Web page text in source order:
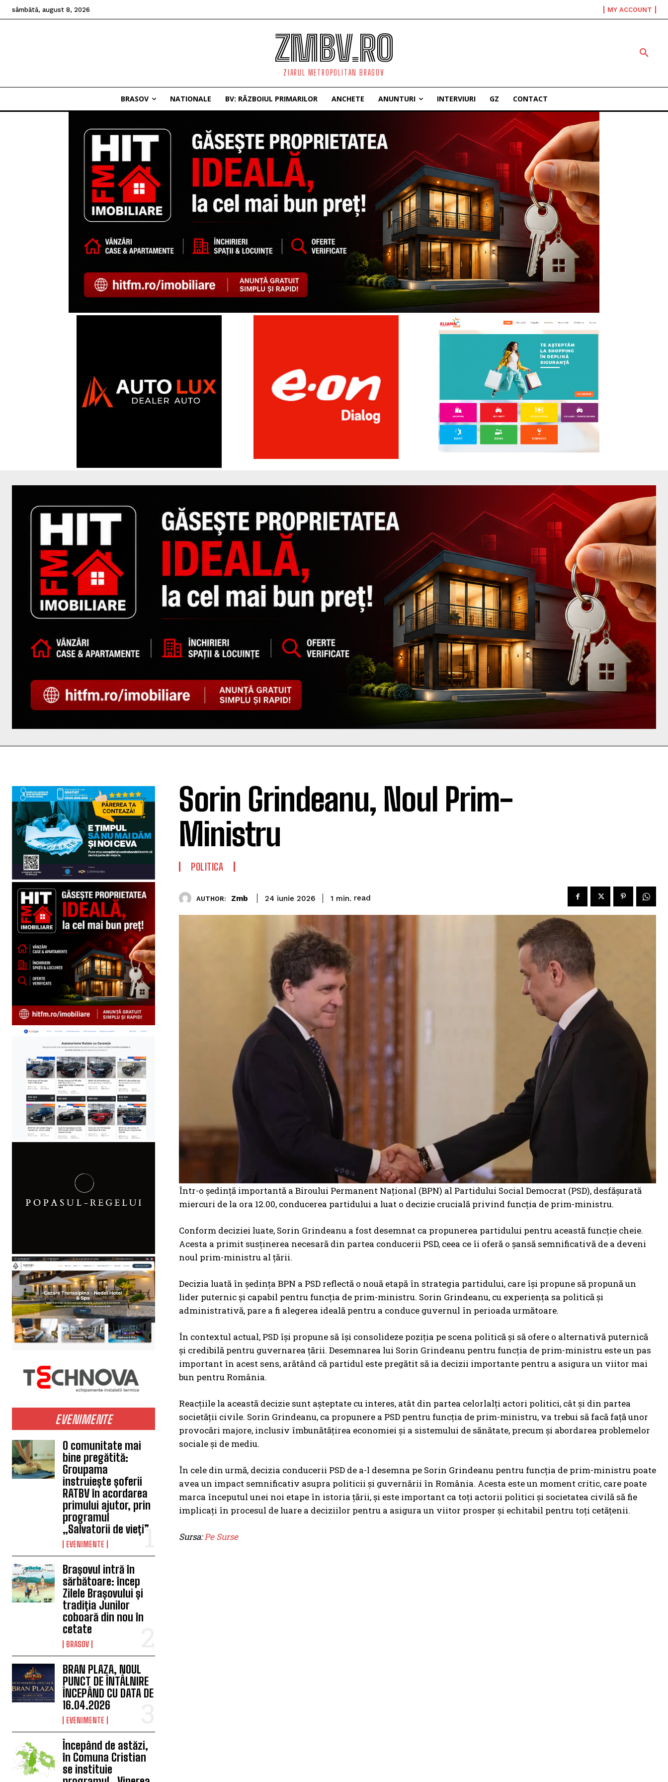
sâmbătă, august 8, 2026 MY ACCOUNT
ZMBV.RO
ZIARUL METROPOLITAN BRASOV
BRASOV NATIONALE BV: RĂZBOIUL PRIMARILOR ANCHETE ANUNTURI INTERVIURI GZ CONTACT
EVENIMENTE
O comunitate mai
bine pregătită:
Groupama
instruiește șoferii
RATBV în acordarea
primului ajutor, prin
programul
„Salvatorii de vieți”
EVENIMENTE
Brașovul intră în
sărbătoare: încep
Zilele Brașovului și
tradiția Junilor
coboară din nou în
cetate
BRASOV
BRAN PLAZA, NOUL
PUNCT DE ÎNTÂLNIRE
ÎNCEPÂND CU DATA DE
16.04.2026
EVENIMENTE
Începând de astăzi,
în Comuna Cristian
se instituie
Sorin Grindeanu, Noul Prim-
Ministru
POLITICA
AUTHOR: Zmb 24 iunie 2026 1 min. read
Într-o ședință importantă a Biroului Permanent Național (BPN) al Partidului Social Democrat (PSD), desfășurată
miercuri de la ora 12.00, conducerea partidului a luat o decizie crucială privind funcția de prim-ministru.
Conform deciziei luate, Sorin Grindeanu a fost desemnat ca propunerea partidului pentru această funcție cheie.
Acesta a primit susținerea necesară din partea conducerii PSD, ceea ce îi oferă o șansă semnificativă de a deveni
noul prim-ministru al țării.
Decizia luată în ședința BPN a PSD reflectă o nouă etapă în strategia partidului, care își propune să propună un
lider puternic și capabil pentru funcția de prim-ministru. Sorin Grindeanu, cu experiența sa politică și
administrativă, pare a fi alegerea ideală pentru a conduce guvernul în perioada următoare.
În contextul actual, PSD își propune să își consolideze poziția pe scena politică și să ofere o alternativă puternică
și credibilă pentru guvernarea țării. Desemnarea lui Sorin Grindeanu pentru funcția de prim-ministru este un pas
important în acest sens, arătând că partidul este pregătit să ia decizii importante pentru a asigura un viitor mai
bun pentru România.
Reacțiile la această decizie sunt așteptate cu interes, atât din partea celorlalți actori politici, cât și din partea
societății civile. Sorin Grindeanu, ca propunere a PSD pentru funcția de prim-ministru, va trebui să facă față unor
provocări majore, inclusiv îmbunătățirea economiei și a sistemului de sănătate, precum și abordarea problemelor
sociale și de mediu.
În cele din urmă, decizia conducerii PSD de a-l desemna pe Sorin Grindeanu pentru funcția de prim-ministru poate
avea un impact semnificativ asupra politicii și guvernării în România. Acesta este un moment critic, care poate
marca începutul unei noi etape în istoria țării, și este important ca toți actorii politici și societatea civilă să fie
implicați în procesul de luare a deciziilor pentru a asigura un viitor prosper și echitabil pentru toți cetățenii.
Sursa:Pe Surse